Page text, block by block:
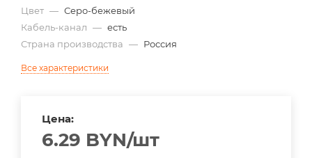
Цвет — Серо-бежевый
Кабель-канал — есть
Страна производства — Россия
Все характеристики
Цена:
6.29 BYN/шт